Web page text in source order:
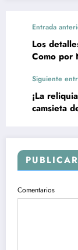
Entrada
Los
Como por
Siguiente
¡La
camsieta
Comentarios